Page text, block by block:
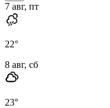
7 авг, пт
22°
8 авг, сб
23°